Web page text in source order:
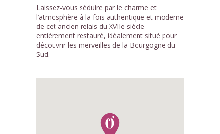
Laissez-vous séduire par le charme et
l’atmosphère à la fois authentique et moderne
de cet ancien relais du XVIIe siècle
entièrement restauré, idéalement situé pour
découvrir les merveilles de la Bourgogne du
Sud.